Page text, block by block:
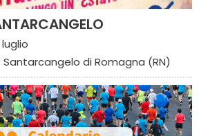
Santarcangelo di Romagna (RN)